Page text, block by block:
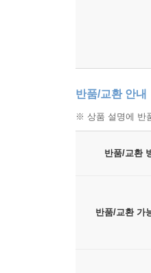
반품/교환 안내
※ 상품 설명에 반
반품/교환
반품/교환 가